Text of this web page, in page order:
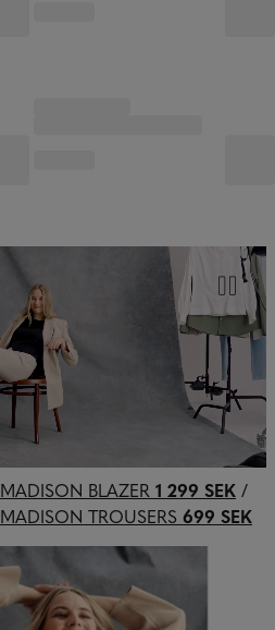
MADISON BLAZER 1 299 SEK /
MADISON TROUSERS 699 SEK